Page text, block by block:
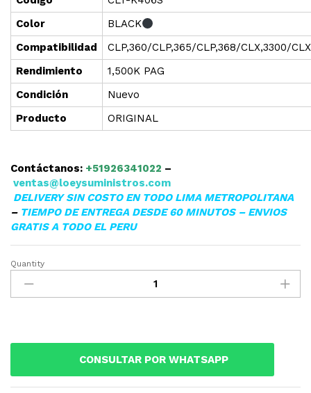
Color
BLACK
Compatibilidad
CLP,360/CLP,365/CLP,368/CLX,3300/
Rendimiento
1,500K PAG
Condición
Nuevo
Producto
ORIGINAL
Contáctanos: +51926341022 –
ventas@loeysuministros.com
DELIVERY SIN COSTO EN TODO LIMA METROPOLITANA
– TIEMPO DE ENTREGA DESDE 60 MINUTOS – ENVIOS
GRATIS A TODO EL PERU
▷TONER
SAMSUNG
CLT-
Quantity
CONSULTAR POR WHATSAPP